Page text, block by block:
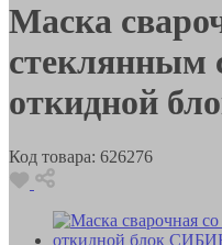
Маска
стеклянным
откидной
Код товара: 626276